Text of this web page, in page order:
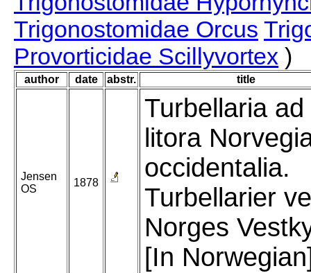
Trigonostomidae Orcus
Provorticidae Scillyvortex )
author date abstr. title
Jensen
OS
1878
Turbellaria ad
litora
occidentalia.
Turbellarier
Norges
[In